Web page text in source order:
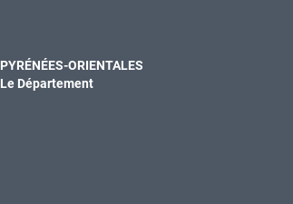
PYRÉNÉES-ORIENTALES
Le Département